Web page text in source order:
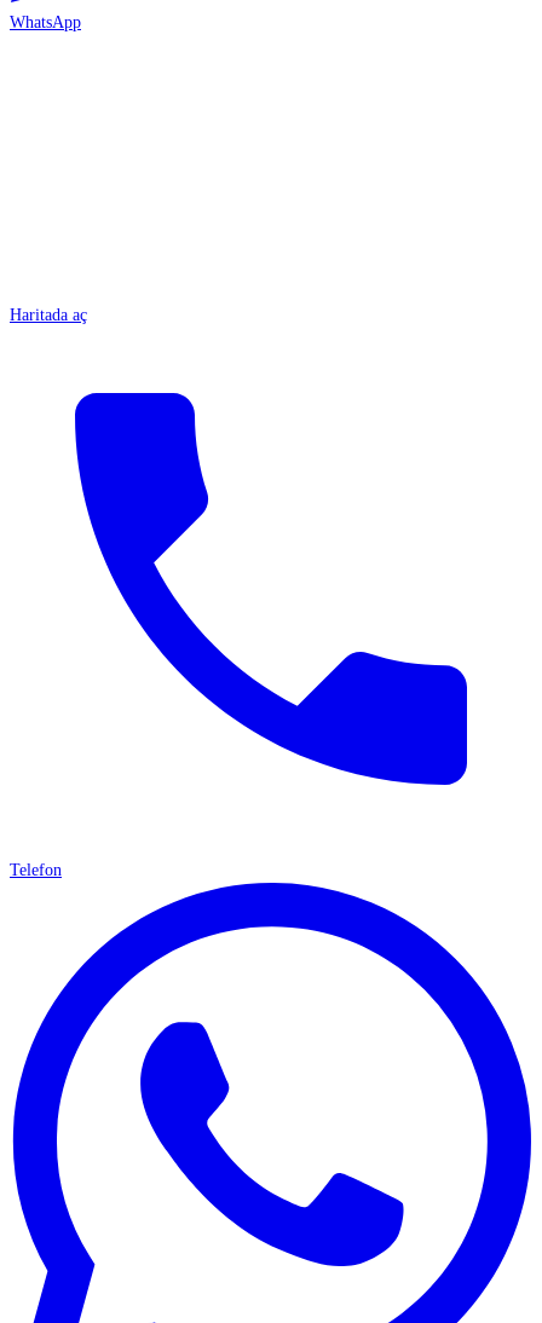
WhatsApp
Haritada aç
Telefon